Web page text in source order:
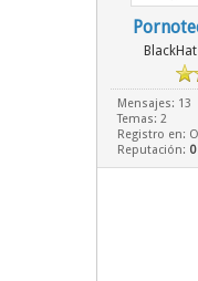
Mensajes: 13
Temas: 2
Registro en:
Reputación: 0